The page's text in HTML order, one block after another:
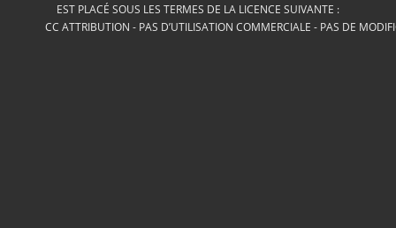
EST PLACÉ SOUS LES TERMES DE LA LICENCE SUIVANTE :
CC ATTRIBUTION - PAS D’UTILISATION COMMERCIALE - PAS DE